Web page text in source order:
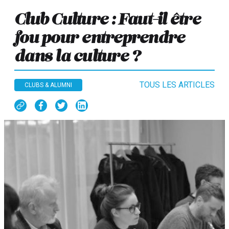
Club Culture : Faut-il être
fou pour entreprendre
dans la culture ?
CLUBS & ALUMNI TOUS LES ARTICLES